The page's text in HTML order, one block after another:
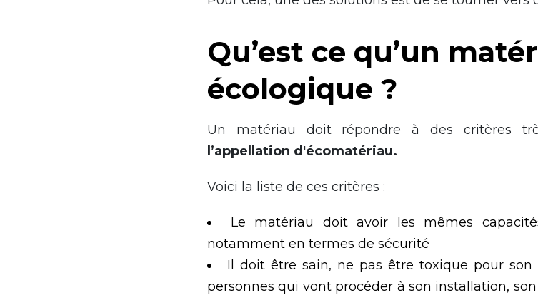
Qu’est ce qu’un
écologique ?
Un matériau doit répondre à des critères
l’appellation d'écomatériau.
Voici la liste de ces critères :
Le matériau doit avoir les mêmes
notamment en termes de sécurité
Il doit être sain, ne pas être toxique pour
personnes qui vont procéder à son installation,